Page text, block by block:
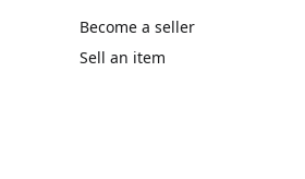
Become a seller
Sell an item